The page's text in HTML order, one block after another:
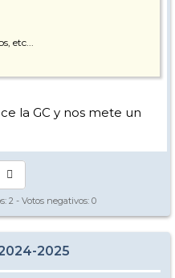
etc...
la GC y nos mete un
2 - Votos negativos: 0
2025